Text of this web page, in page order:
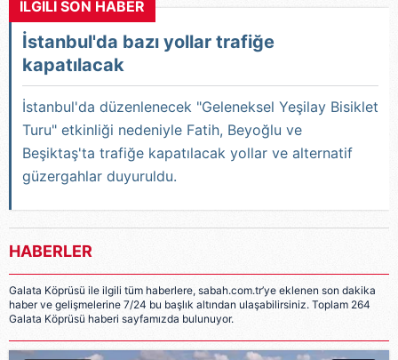
İLGİLİ SON HABER
İstanbul'da bazı yollar trafiğe
kapatılacak
İstanbul'da düzenlenecek "Geleneksel Yeşilay Bisiklet
Turu" etkinliği nedeniyle Fatih, Beyoğlu ve
Beşiktaş'ta trafiğe kapatılacak yollar ve alternatif
güzergahlar duyuruldu.
HABERLER
Galata Köprüsü ile ilgili tüm haberlere, sabah.com.tr’ye eklenen son dakika
haber ve gelişmelerine 7/24 bu başlık altından ulaşabilirsiniz. Toplam 264
Galata Köprüsü haberi sayfamızda bulunuyor.